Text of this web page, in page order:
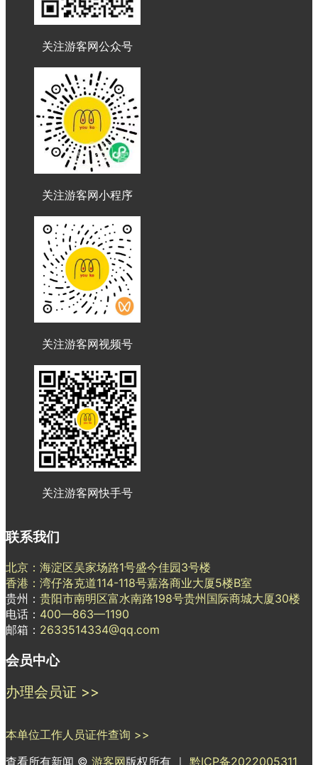
关注游客网公众号
关注游客网小程序
关注游客网视频号
关注游客网快手号
联系我们
北京：海淀区吴家场路1号盛今佳园3号楼
香港：湾仔洛克道114-118号嘉洛商业大厦5楼B室
贵州： 贵阳市南明区富水南路198号贵州国际商城大厦30楼
电话： 400—863—1190
邮箱： 2633514334@qq.com
会员中心
办理会员证 >>
本单位工作人员证件查询 >>
查看所有新闻 © 游客网版权所有 ｜ 黔ICP备2022005311